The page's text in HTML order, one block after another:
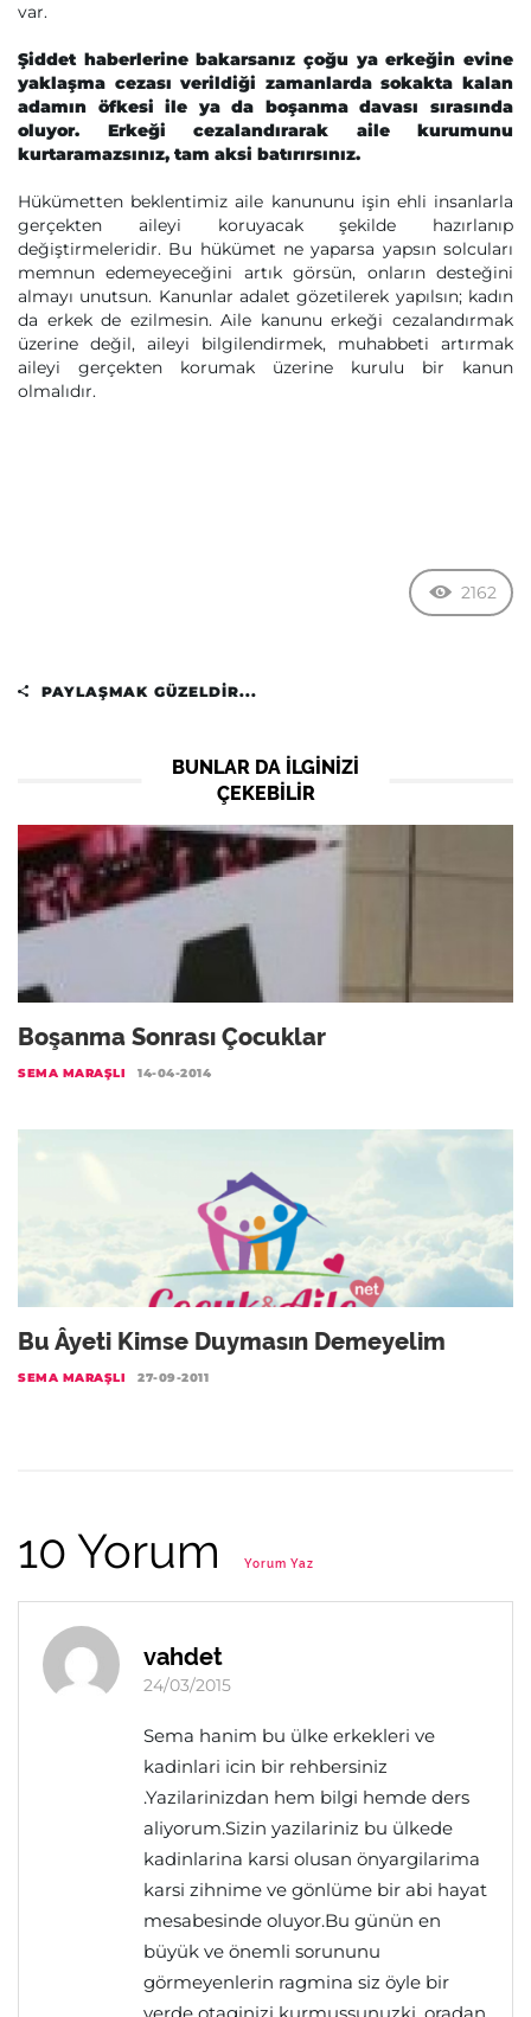
var.
Şiddet haberlerine bakarsanız çoğu ya erkeğin evine
yaklaşma cezası verildiği zamanlarda sokakta kalan
adamın öfkesi ile ya da boşanma davası sırasında
oluyor. Erkeği cezalandırarak aile kurumunu
kurtaramazsınız, tam aksi batırırsınız.
Hükümetten beklentimiz aile kanununu işin ehli insanlarla
gerçekten aileyi koruyacak şekilde hazırlanıp
değiştirmeleridir. Bu hükümet ne yaparsa yapsın solcuları
memnun edemeyeceğini artık görsün, onların desteğini
almayı unutsun. Kanunlar adalet gözetilerek yapılsın; kadın
da erkek de ezilmesin. Aile kanunu erkeği cezalandırmak
üzerine değil, aileyi bilgilendirmek, muhabbeti artırmak
aileyi gerçekten korumak üzerine kurulu bir kanun
olmalıdır.
2162
PAYLAŞMAK GÜZELDIR...
BUNLAR DA ILGINIZI
ÇEKEBILIR
Boşanma Sonrası Çocuklar
SEMA MARAŞLI 14-04-2014
Bu Âyeti Kimse Duymasın Demeyelim
SEMA MARAŞLI 27-09-2011
10 Yorum Yorum Yaz
vahdet
24/03/2015
Sema hanim bu ülke erkekleri ve
kadinlari icin bir rehbersiniz
.Yazilarinizdan hem bilgi hemde ders
aliyorum.Sizin yazilariniz bu ülkede
kadinlarina karsi olusan önyargilarima
karsi zihnime ve gönlüme bir abi hayat
mesabesinde oluyor.Bu günün en
büyük ve önemli sorununu
görmeyenlerin ragmina siz öyle bir